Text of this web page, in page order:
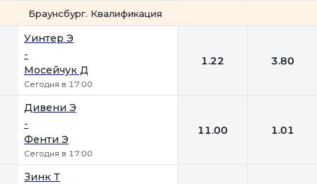
Браунсбург. Квалификация
Уинтер Э
-
Мосейчук Д
Сегодня в 17:00
1.22 3.80
Дивени Э
-
Фенти Э
Сегодня в 17:00
11.00 1.01
Зинк Т